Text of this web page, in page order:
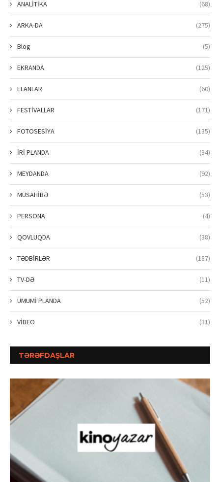
ANALİTİKA (68)
ARKA-DA (275)
Blog (5)
EKRANDA (125)
ELANLAR (60)
FESTİVALLAR (171)
FOTOSESİYA (135)
İRİ PLANDA (34)
MEYDANDA (92)
MÜSAHİBƏ (53)
PERSONA (4)
QOVLUQDA (38)
TƏDBİRLƏR (187)
TV-DƏ (11)
ÜMUMİ PLANDA (52)
VİDEO (31)
TƏRƏFDAŞLAR